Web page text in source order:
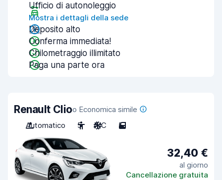
Ufficio di autonoleggio
Mostra i dettagli della sede
Deposito alto
Conferma immediata!
Chilometraggio illimitato
Paga una parte ora
Renault Clioo Economica simile
Automatico
5 A/C 5
32,40 €
al giorno
Cancellazione gratuita